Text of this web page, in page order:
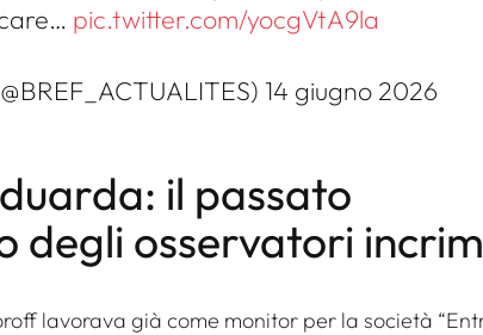
pic.twitter.com/yocgVtA9la
14 giugno 2026
il passato
degli osservatori
lavorava già come monitor per la società